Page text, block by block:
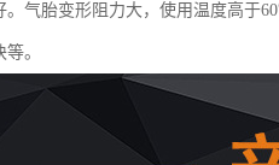
。气胎变形阻力大，使用温度高于
。